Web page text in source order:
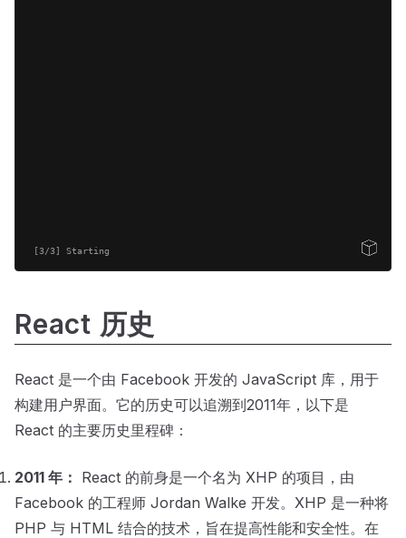
return
(
<h1 className
</div >
export default function Students() {
return (
Open Sandbox
[3/3] Starting
React 历史
React 是一个由 Facebook 开发的 JavaScript 库，用于
构建用户界面。它的历史可以追溯到2011年，以下是
React 的主要历史里程碑：
2011 年： React 的前身是一个名为 XHP 的项目，由
Facebook 的工程师 Jordan Walke 开发。XHP 是一种将
PHP 与 HTML 结合的技术，旨在提高性能和安全性。在